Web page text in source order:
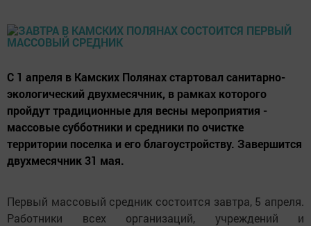
С 1 апреля в Камских Полянах стартовал санитарно-
экологический двухмесячник, в рамках которого
пройдут традиционные для весны мероприятия -
массовые субботники и средники по очистке
территории поселка и его благоустройству. Завершится
двухмесячник 31 мая.
Первый массовый средник состоится завтра, 5 апреля.
Работники всех организаций, учреждений и